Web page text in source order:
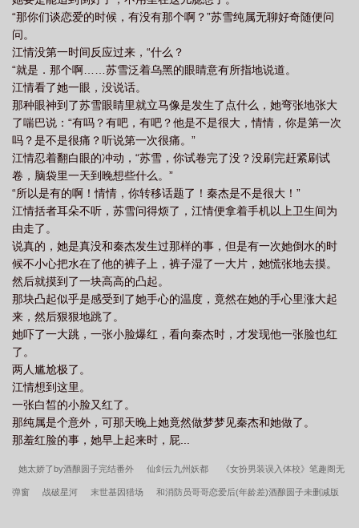
“那你们谈恋爱的时候，有没有那个啊？”苏雪纯属无聊好奇随便问
问。
江情没第一时间反应过来，“什么？
“就是．那个啊……苏雪泛着乌黑的眼睛意有所指地说道。
江情看了她一眼，没说话。
那种眼神到了苏雪眼睛里就立马像是发生了点什么，她弯张地张大
了喘巴说：“有吗？有吧，有吧？他是不是很大，情情，你是第一次
吗？是不是很痛？听说第一次很痛。”
江情忍着翻白眼的冲动，“苏雪，你试卷完了没？没刷完赶紧刷试
卷，脑袋里一天到晚想些什么。”
“所以是有的啊！情情，你转移话题了！秦杰是不是很大！”
江情括者耳朵不听，苏雪问得烦了，江情便拿着手机以上卫生间为
由走了。
说真的，她是真没和秦杰发生过那样的事，但是有一次她倒水的时
候不小心把水在了他的裤子上，裤子湿了一大片，她慌张地去摸。
然后就摸到了一块高高的凸起。
那块凸起似乎是感受到了她手心的温度，竟然在她的手心里涨大起
来，然后狠狠地跳了。
她吓了一大跳，一张小脸爆红，看向秦杰时，才发现他一张脸也红
了。
两人尴尬极了。
江情想到这里。
一张白皙的小脸又红了。
那纯属是个意外，可那天晚上她竟然做梦梦见秦杰和她做了。
那羞红脸的事，她早上起来时，屁...
她太娇了by酒酿圆子完结番外 仙剑云九州妖都 《女扮男装误入体校》笔趣阁无
弹窗 战破星河 末世基因猎场 和消防员哥哥恋爱后(年龄差)酒酿圆子未删减版